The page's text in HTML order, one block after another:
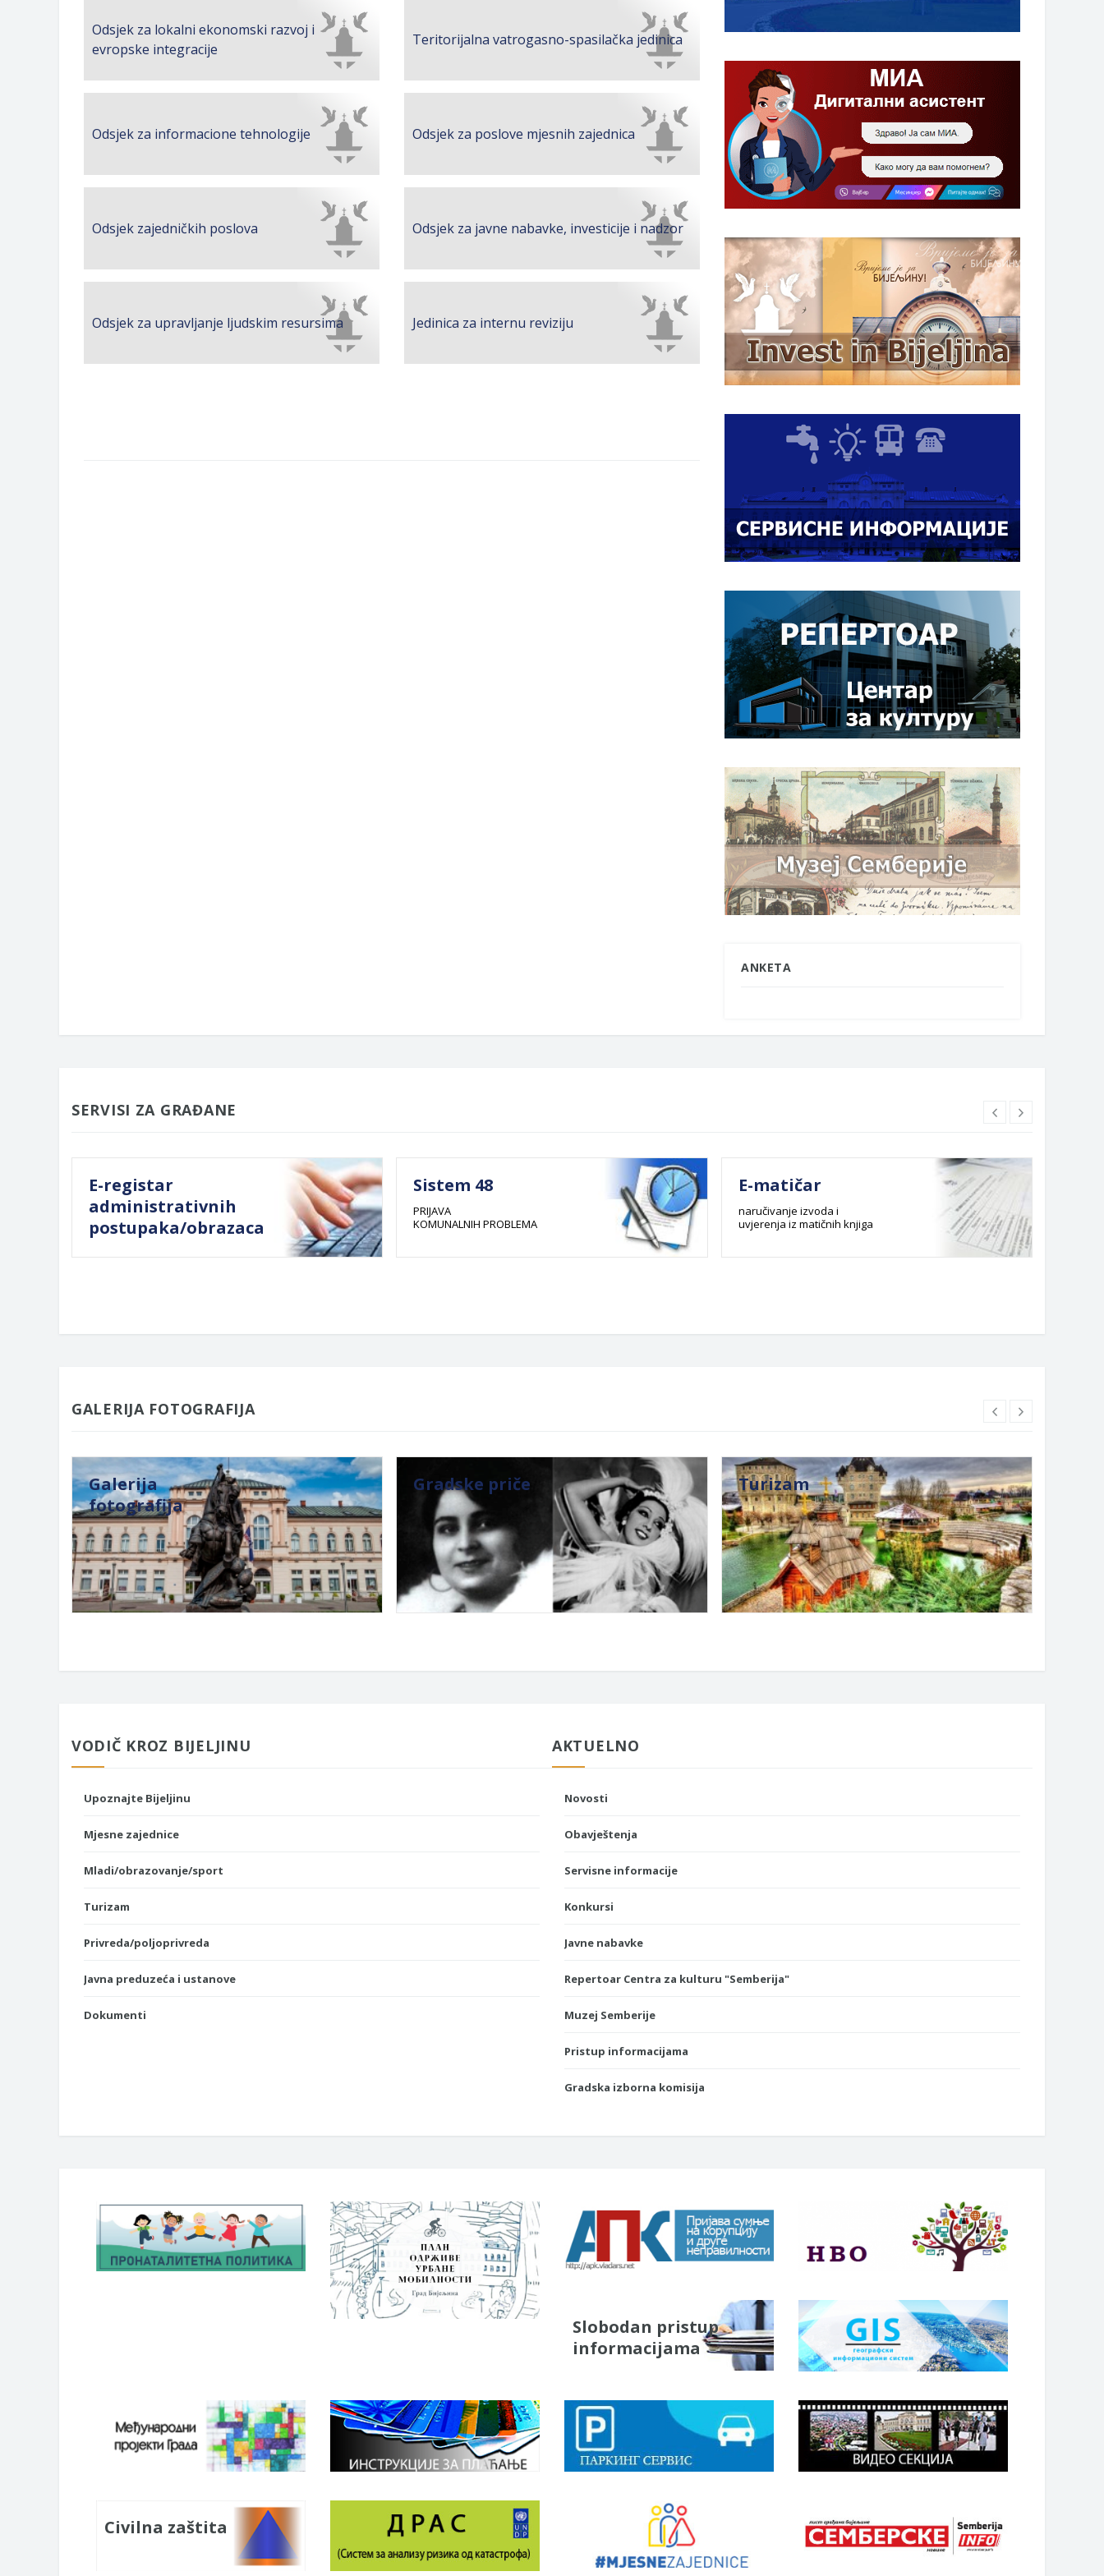
Obrasci zahtjeva za regresirano gorivo dostupni od 13. marta do 15. novembra
Zahtjev za izdavanje PONOSNE KARTICE
Obavještenje o zabrani saobraćaja 6. i 7. avgusta
Obavještenje za preduzetnika - Vera Ujić
Odsjek za lokalni ekonomski razvoj i
evropske integracije
Teritorijalna vatrogasno-spasilačka jedinica
Odsjek za informacione tehnologije Odsjek za poslove mjesnih zajednica
Odsjek zajedničkih poslova Odsjek za javne nabavke, investicije i nadzor
Odsjek za upravljanje ljudskim resursima Jedinica za internu reviziju
ANKETA
SERVISI ZA GRAĐANE
E-registar
administrativnih
postupaka/obrazaca
Sistem 48
PRIJAVA
KOMUNALNIH PROBLEMA
E-matičar
naručivanje izvoda i
uvjerenja iz matičnih knjiga
GALERIJA FOTOGRAFIJA
Galerija
fotografija
Gradske priče Turizam
VODIČ KROZ BIJELJINU
Upoznajte Bijeljinu
Mjesne zajednice
Mladi/obrazovanje/sport
Turizam
Privreda/poljoprivreda
Javna preduzeća i ustanove
Dokumenti
AKTUELNO
Novosti
Obavještenja
Servisne informacije
Konkursi
Javne nabavke
Repertoar Centra za kulturu "Semberija"
Muzej Semberije
Pristup informacijama
Gradska izborna komisija
Slobodan pristup
informacijama
Civilna zaštita